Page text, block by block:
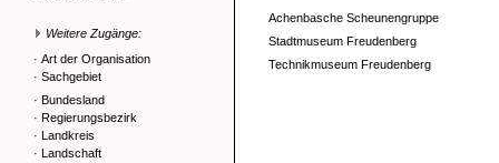
Weitere Zugänge:
· Art der Organisation
· Sachgebiet
· Bundesland
· Regierungsbezirk
· Landkreis
· Landschaft
Achenbasche Scheunengruppe
Stadtmuseum Freudenberg
Technikmuseum Freudenberg